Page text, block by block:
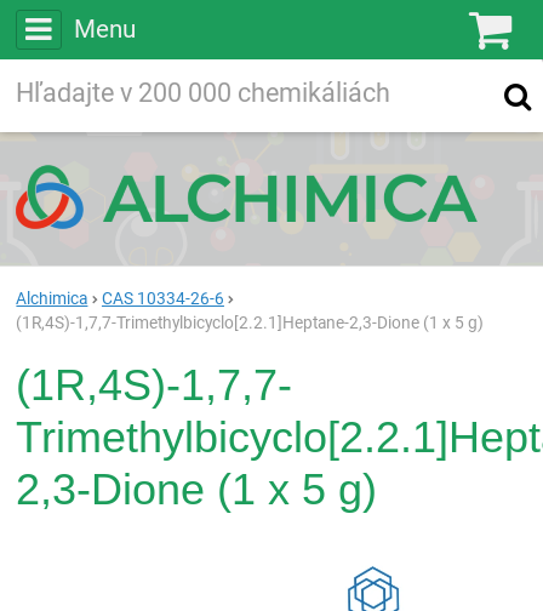
Menu
Vyhľadávanie
Alchimica
CAS 10334-26-6
(1R,4S)-1,7,7-Trimethylbicyclo[2.2.1]Heptane-2,3-Dione (1 x 5 g)
(1R,4S)-1,7,7-
2,3-Dione (1 x 5 g)